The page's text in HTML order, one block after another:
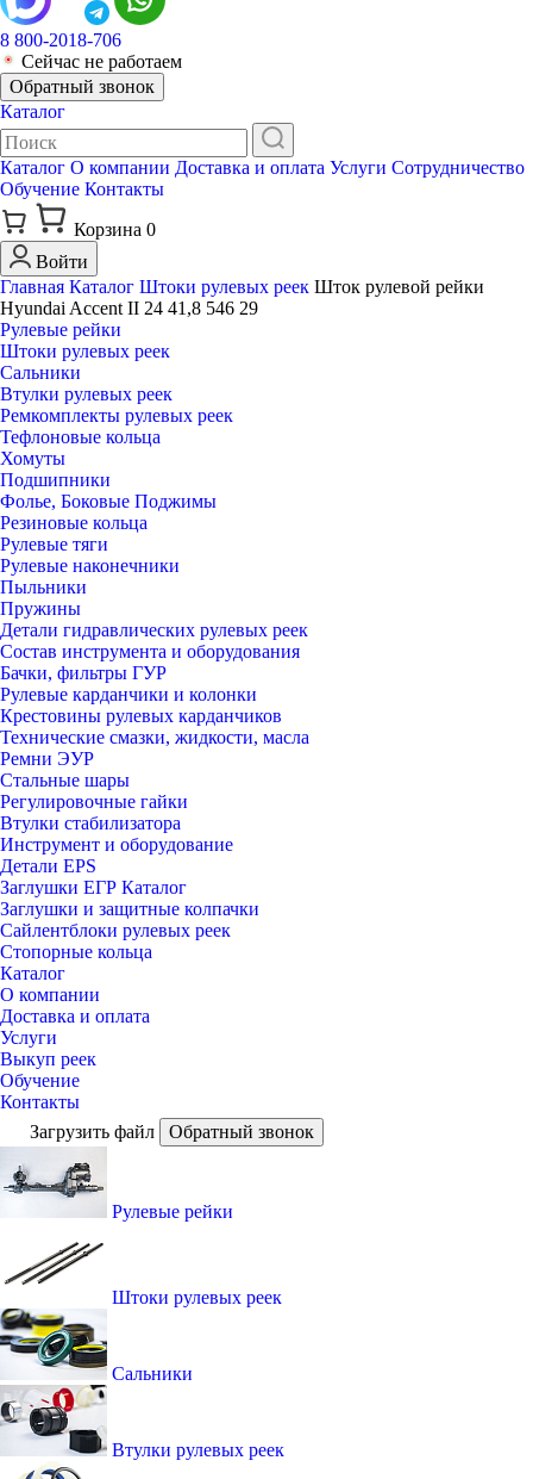
8 800-2018-706
Сейчас не работаем
Обратный звонок
Каталог
Каталог О компании Доставка и оплата Услуги Сотрудничество
Обучение Контакты
Корзина 0
Войти
Главная Каталог Штоки рулевых реек Шток рулевой рейки
Hyundai Accent II 24 41,8 546 29
Рулевые рейки
Штоки рулевых реек
Сальники
Втулки рулевых реек
Ремкомплекты рулевых реек
Тефлоновые кольца
Хомуты
Подшипники
Фолье, Боковые Поджимы
Резиновые кольца
Рулевые тяги
Рулевые наконечники
Пыльники
Пружины
Детали гидравлических рулевых реек
Состав инструмента и оборудования
Бачки, фильтры ГУР
Рулевые карданчики и колонки
Крестовины рулевых карданчиков
Технические смазки, жидкости, масла
Ремни ЭУР
Стальные шары
Регулировочные гайки
Втулки стабилизатора
Инструмент и оборудование
Детали EPS
Заглушки ЕГР Каталог
Заглушки и защитные колпачки
Сайлентблоки рулевых реек
Стопорные кольца
Каталог
О компании
Доставка и оплата
Услуги
Выкуп реек
Обучение
Контакты
Загрузить файл
Обратный звонок
Рулевые рейки
Штоки рулевых реек
Сальники
Втулки рулевых реек